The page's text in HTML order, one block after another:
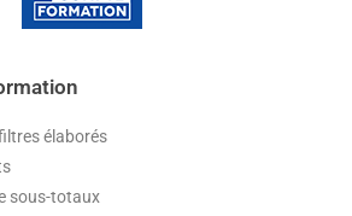
élaborés
sous-totaux